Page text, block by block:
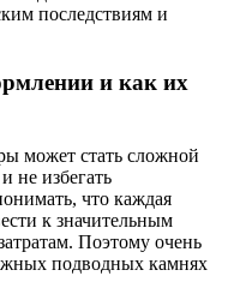
последствиям и
и как их
может стать сложной
не избегать
что каждая
к значительным
Поэтому очень
подводных камнях